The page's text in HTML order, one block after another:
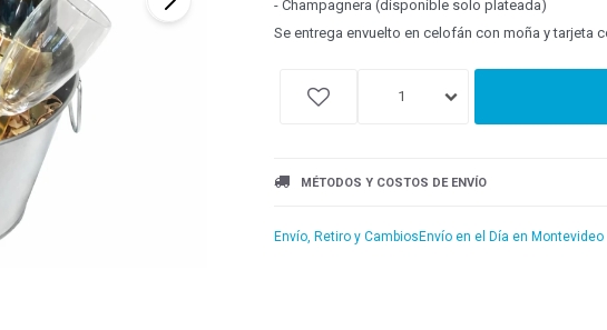
- Champagnera (disponible solo plateada)
Se entrega envuelto en celofán con moña y tarjeta
1
MÉTODOS Y COSTOS DE ENVÍO
Envío, Retiro y Cambios Envío en el Día en